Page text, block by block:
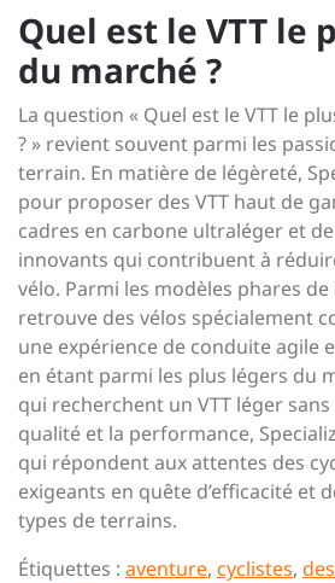
Quel est le VTT le
du marché ?
La question « Quel est le VTT le
? » revient souvent parmi les
terrain. En matière de légèreté,
pour proposer des VTT haut de
cadres en carbone ultraléger et
innovants qui contribuent à
vélo. Parmi les modèles phares
retrouve des vélos spécialement
une expérience de conduite agile
en étant parmi les plus légers du
qui recherchent un VTT léger
qualité et la performance,
qui répondent aux attentes des
exigeants en quête d’efficacité et
types de terrains.
Étiquettes : aventure, cyclistes,